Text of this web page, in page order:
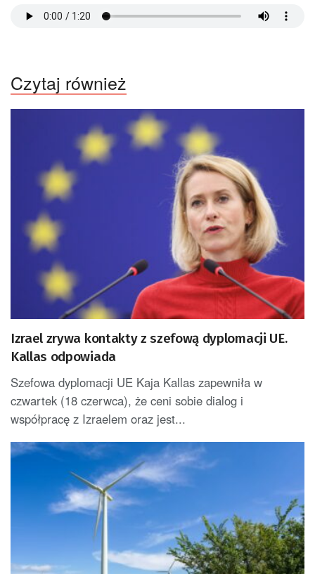
Czytaj również
Izrael zrywa kontakty z szefową dyplomacji UE.
Kallas odpowiada
Szefowa dyplomacji UE Kaja Kallas zapewniła w
czwartek (18 czerwca), że ceni sobie dialog i
współpracę z Izraelem oraz jest...